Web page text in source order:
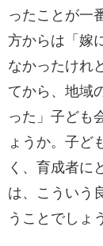
ったことが一
方からは「嫁
なかったけれ
てから、地域
った」子ども
ょうか。子ど
く、育成者に
は、こういう
うことでしょ